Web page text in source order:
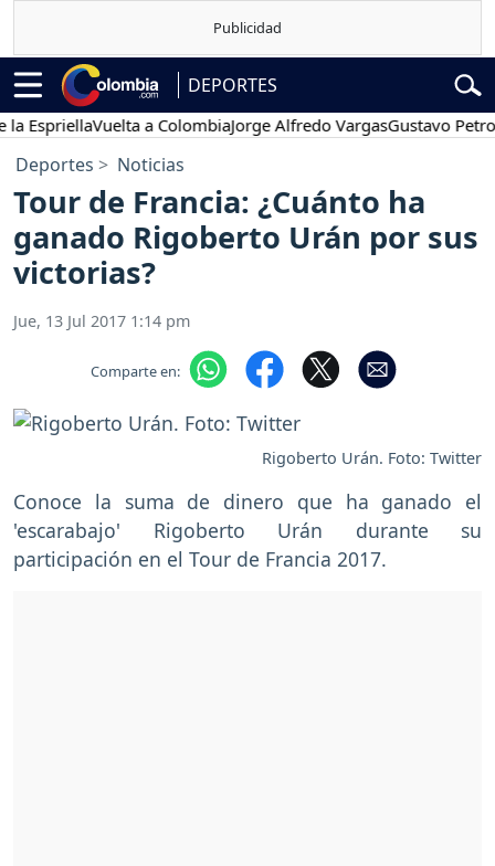
DEPORTES
Vuelta a ColombiaJorge Alfredo VargasGustavo Petro
Deportes Noticias
Tour de Francia: ¿Cuánto ha
ganado Rigoberto Urán por sus
victorias?
Jue, 13 Jul 2017 1:14 pm
Comparte en:
Rigoberto Urán. Foto: Twitter
Conoce la suma de dinero que ha ganado el
'escarabajo' Rigoberto Urán durante su
participación en el Tour de Francia 2017.